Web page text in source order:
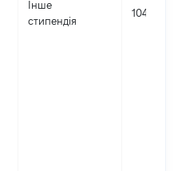
Інше
стипендія
10400